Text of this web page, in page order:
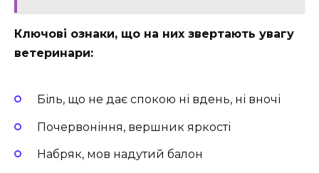
Ключові ознаки, що на них звертають увагу
ветеринари:
Біль, що не дає спокою ні вдень, ні вночі
Почервоніння, вершник яркості
Набряк, мов надутий балон